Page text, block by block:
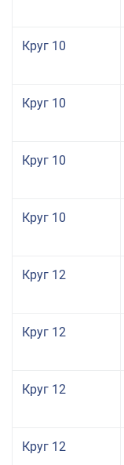
Круг 10
Круг 10
Круг 10
Круг 10
Круг 12
Круг 12
Круг 12
Круг 12